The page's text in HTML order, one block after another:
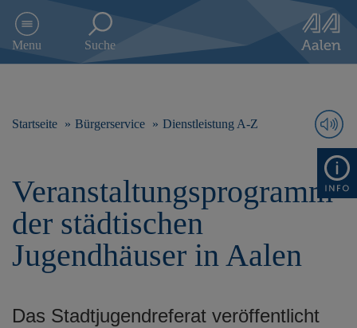
e
n
Menu Suche
Startseite Bürgerservice Dienstleistung A-Z
Veranstaltungsprogramm
der städtischen
Jugendhäuser in Aalen
Das Stadtjugendreferat veröffentlicht